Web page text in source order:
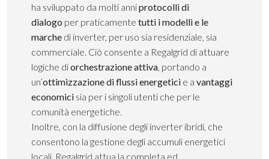
ha sviluppato da molti anniprotocolli di
dialogo per praticamente tutti i modelli e le
marche di inverter, per uso sia residenziale, sia
commerciale. Ciò consente a Regalgrid di attuare
logiche diorchestrazione attiva , portando a
un’ottimizzazione di flussi energetici e a vantaggi
economici sia per i singoli utenti che per le
comunità energetiche.
Inoltre, con la diffusione degli inverter ibridi, che
consentono la gestione degli accumuli energetici
locali, Regalgrid attua la completa ed